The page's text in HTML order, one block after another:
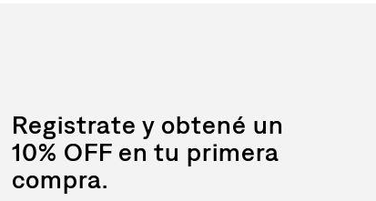
Registrate y obtené un
10% OFF en tu primera
compra.